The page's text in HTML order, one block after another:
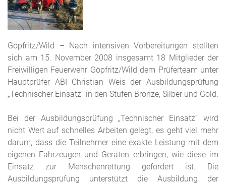
Göpfritz/Wild – Nach intensiven Vorbereitungen stellten
sich am 15. November 2008 insgesamt 18 Mitglieder der
Freiwilligen Feuerwehr Göpfritz/Wild dem Prüferteam unter
Hauptprüfer ABI Christian Weis der Ausbildungsprüfung
„Technischer Einsatz“ in den Stufen Bronze, Silber und Gold.
Bei der Ausbildungsprüfung „Technischer Einsatz“ wird
nicht Wert auf schnelles Arbeiten gelegt, es geht viel mehr
darum, dass die Teilnehmer eine exakte Leistung mit dem
eigenen Fahrzeugen und Geräten erbringen, wie diese im
Einsatz zur Menschenrettung gefordert ist. Die
Ausbildungsprüfung unterstützt die Ausbildung der